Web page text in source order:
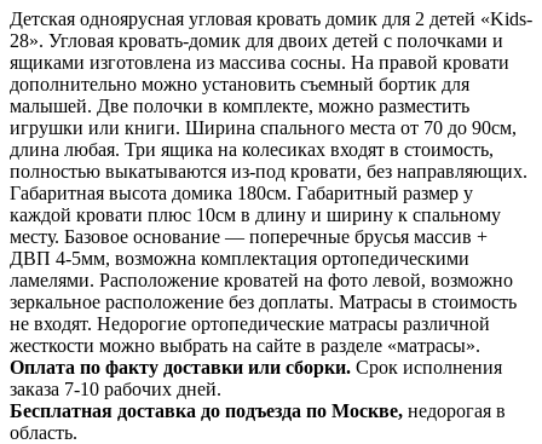
Детская одноярусная угловая кровать домик для 2 детей «Kids-
28». Угловая кровать-домик для двоих детей с полочками и
ящиками изготовлена из массива сосны. На правой кровати
дополнительно можно установить съемный бортик для
малышей. Две полочки в комплекте, можно разместить
игрушки или книги. Ширина спального места от 70 до 90см,
длина любая. Три ящика на колесиках входят в стоимость,
полностью выкатываются из-под кровати, без направляющих.
Габаритная высота домика 180см. Габаритный размер у
каждой кровати плюс 10см в длину и ширину к спальному
месту. Базовое основание — поперечные брусья массив +
ДВП 4-5мм, возможна комплектация ортопедическими
ламелями. Расположение кроватей на фото левой, возможно
зеркальное расположение без доплаты. Матрасы в стоимость
не входят. Недорогие ортопедические матрасы различной
жесткости можно выбрать на сайте в разделе «матрасы».
Оплата по факту доставки или сборки. Срок исполнения
заказа 7-10 рабочих дней.
Бесплатная доставка до подъезда по Москве, недорогая в
область.